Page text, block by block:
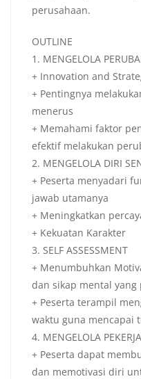
perusahaan.
OUTLINE
1. MENGELOLA
+ Innovation and
+ Pentingnya
menerus
+ Memahami faktor
efektif melakukan
2. MENGELOLA DIRI
+ Peserta menyadari
jawab utamanya
+ Meningkatkan
+ Kekuatan Karakter
3. SELF ASSESSMENT
+ Menumbuhkan
dan sikap mental yang
+ Peserta terampil
waktu guna mencapai
4. MENGELOLA
+ Peserta dapat
dan memotivasi diri